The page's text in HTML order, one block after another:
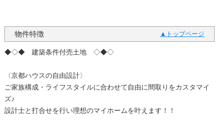
物件特徴 トップページ
◆◇◆ 建築条件付売土地 ◇◆◇
〈京都ハウスの自由設計〉
ご家族構成・ライフスタイルに合わせて自由に間取りをカスタマイ
ズ♪
設計士と打合せを行い理想のマイホームを叶えます！！